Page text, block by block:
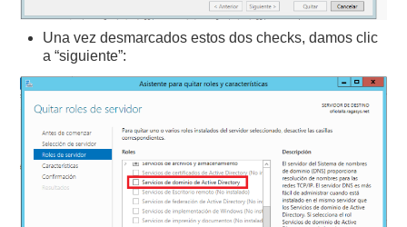
Una vez desmarcados estos dos checks, damos clic
a “siguiente”: